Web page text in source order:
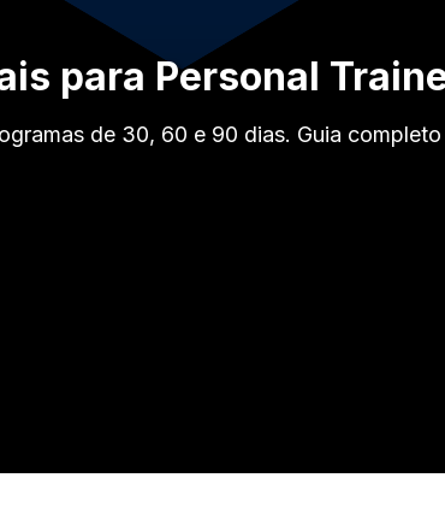
para Personal
de 30, 60 e 90 dias. Guia